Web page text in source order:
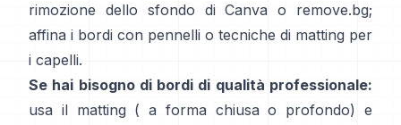
rimozione dello sfondo di Canva o remove.bg;
affina i bordi con pennelli o tecniche di matting per
i capelli.
Se hai bisogno di bordi di qualità professionale:
usa il matting ( a forma chiusa o profondo) e